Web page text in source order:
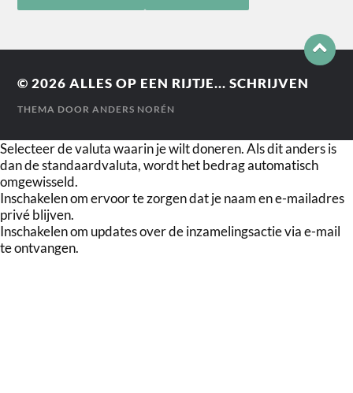
© 2026ALLES OP EEN RIJTJE... SCHRIJVEN
THEMA DOORANDERS NORÉN
Selecteer de valuta waarin je wilt doneren. Als dit anders is
dan de standaardvaluta, wordt het bedrag automatisch
omgewisseld.
Inschakelen om ervoor te zorgen dat je naam en e-mailadres
privé blijven.
Inschakelen om updates over de inzamelingsactie via e-mail
te ontvangen.